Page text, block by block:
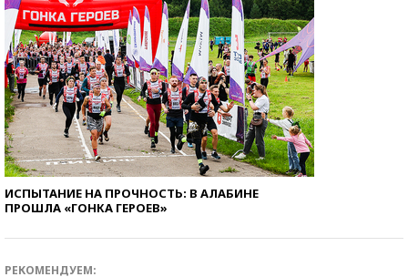
ИСПЫТАНИЕ НА ПРОЧНОСТЬ: В АЛАБИНЕ
ПРОШЛА «ГОНКА ГЕРОЕВ»
РЕКОМЕНДУЕМ: